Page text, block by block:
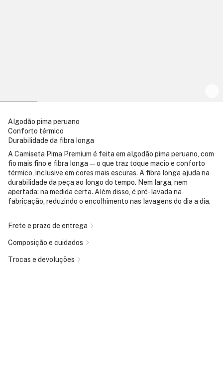
Algodão pima peruano
Conforto térmico
Durabilidade da fibra longa
A Camiseta Pima Premium é feita em algodão pima peruano, com
fio mais fino e fibra longa — o que traz toque macio e conforto
térmico, inclusive em cores mais escuras. A fibra longa ajuda na
durabilidade da peça ao longo do tempo. Nem larga, nem
apertada: na medida certa. Além disso, é pré-lavada na
fabricação, reduzindo o encolhimento nas lavagens do dia a dia.
Frete e prazo de entrega
Composição e cuidados
Trocas e devoluções